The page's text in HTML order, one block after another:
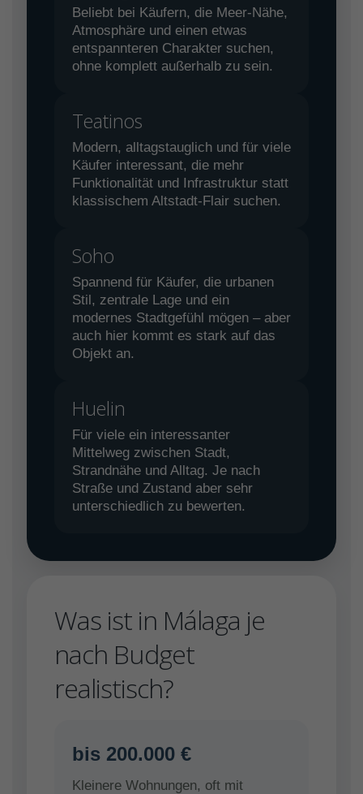
Beliebt bei Käufern, die Meer-Nähe,
Atmosphäre und einen etwas
entspannteren Charakter suchen,
ohne komplett außerhalb zu sein.
Teatinos
Modern, alltagstauglich und für viele
Käufer interessant, die mehr
Funktionalität und Infrastruktur statt
klassischem Altstadt-Flair suchen.
Soho
Spannend für Käufer, die urbanen
Stil, zentrale Lage und ein
modernes Stadtgefühl mögen – aber
auch hier kommt es stark auf das
Objekt an.
Huelin
Für viele ein interessanter
Mittelweg zwischen Stadt,
Strandnähe und Alltag. Je nach
Straße und Zustand aber sehr
unterschiedlich zu bewerten.
Was ist in Málaga je
nach Budget
realistisch?
bis 200.000 €
Kleinere Wohnungen, oft mit